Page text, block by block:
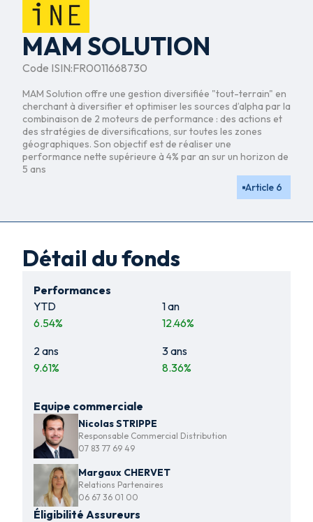
MAM SOLUTION
Code ISIN:FR0011668730
MAM Solution offre une gestion diversifiée "tout-terrain" en
cherchant à diversifier et optimiser les sources d’alpha par la
combinaison de 2 moteurs de performance : des actions et
des stratégies de diversifications, sur toutes les zones
géographiques. Son objectif est de réaliser une
performance nette supérieure à 4% par an sur un horizon de
5 ans
Article 6
Détail du fonds
Performances
YTD
6.54%
1 an
12.46%
2 ans
9.61%
3 ans
8.36%
Equipe commerciale
Nicolas STRIPPE
Responsable Commercial Distribution
07 83 77 69 49
Margaux CHERVET
Relations Partenaires
06 67 36 01 00
Éligibilité Assureurs